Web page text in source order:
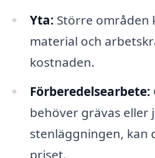
Yta: Större områden
material och
kostnaden.
Förberedelsearbete:
behöver grävas eller
stenläggningen, kan
priset.